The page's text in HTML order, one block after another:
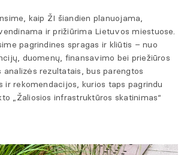
kaip ŽI šiandien planuojama,
ir prižiūrima Lietuvos miestuose.
pagrindines spragas ir kliūtis – nuo
duomenų, finansavimo bei priežiūros
analizės rezultatais, bus parengtos
rekomendacijos, kurios taps pagrindu
„Žaliosios infrastruktūros skatinimas“